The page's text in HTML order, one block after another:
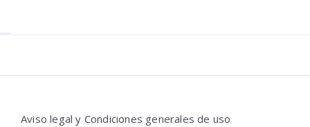
Aviso legal y Condiciones generales de uso